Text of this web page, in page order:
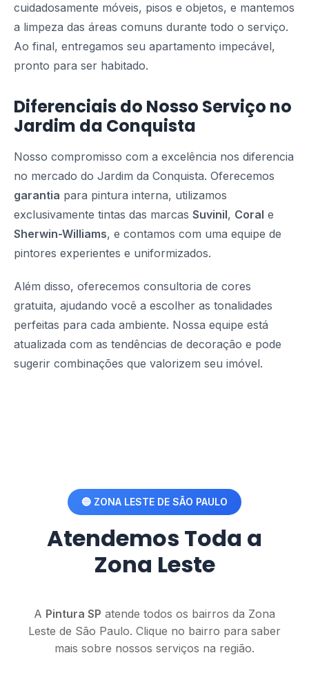
cuidadosamente móveis, pisos e objetos, e mantemos
a limpeza das áreas comuns durante todo o serviço.
Ao final, entregamos seu apartamento impecável,
pronto para ser habitado.
Diferenciais do Nosso Serviço no
Jardim da Conquista
Nosso compromisso com a excelência nos diferencia
no mercado do Jardim da Conquista. Oferecemos
garantia para pintura interna, utilizamos
exclusivamente tintas das marcas Suvinil, Coral e
Sherwin-Williams, e contamos com uma equipe de
pintores experientes e uniformizados.
Além disso, oferecemos consultoria de cores
gratuita, ajudando você a escolher as tonalidades
perfeitas para cada ambiente. Nossa equipe está
atualizada com as tendências de decoração e pode
sugerir combinações que valorizem seu imóvel.
🔵 ZONA LESTE DE SÃO PAULO
Atendemos Toda a
Zona Leste
A Pintura SP atende todos os bairros da Zona
Leste de São Paulo. Clique no bairro para saber
mais sobre nossos serviços na região.